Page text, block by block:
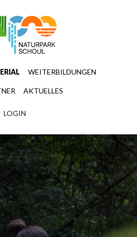
WEITERBILDUNGEN
AKTUELLES
LOGIN